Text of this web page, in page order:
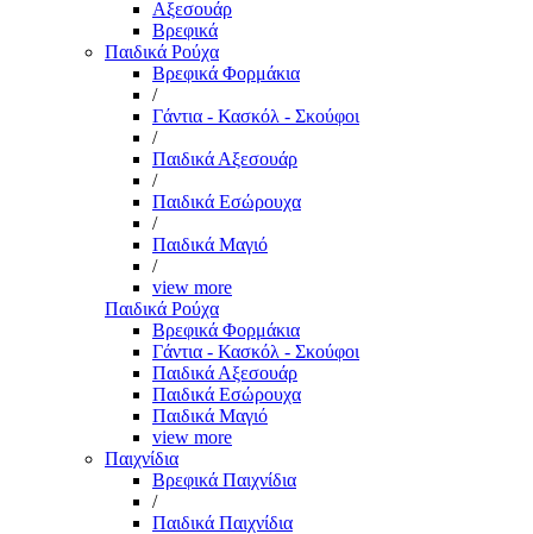
Αξεσουάρ
Βρεφικά
Παιδικά Ρούχα
Βρεφικά Φορμάκια
/
Γάντια - Κασκόλ - Σκούφοι
/
Παιδικά Αξεσουάρ
/
Παιδικά Εσώρουχα
/
Παιδικά Μαγιό
/
view more
Παιδικά Ρούχα
Βρεφικά Φορμάκια
Γάντια - Κασκόλ - Σκούφοι
Παιδικά Αξεσουάρ
Παιδικά Εσώρουχα
Παιδικά Μαγιό
view more
Παιχνίδια
Βρεφικά Παιχνίδια
/
Παιδικά Παιχνίδια